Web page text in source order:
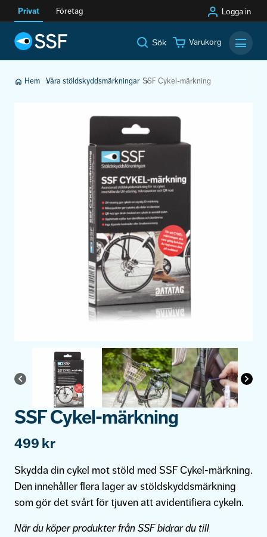
Privat Företag Logga in
Sök Varukorg
Hem Våra stöldskyddsmärkningar SSF Cykel-märkning
SSF Cykel-märkning
499 kr
Skydda din cykel mot stöld med SSF Cykel-märkning.
Den innehåller flera lager av stöldskyddsmärkning
som gör det svårt för tjuven att avidentifiera cykeln.
När du köper produkter från SSF bidrar du till